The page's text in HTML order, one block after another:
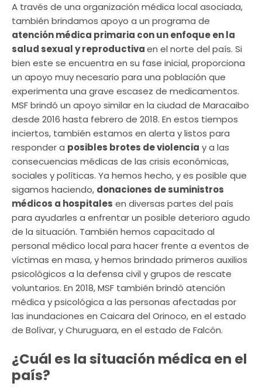
A través de una organización médica local asociada,
también brindamos apoyo a un programa de
atención médica primaria con un enfoque en la
salud sexual y reproductivaen el norte del país. Si
bien este se encuentra en su fase inicial, proporciona
un apoyo muy necesario para una población que
experimenta una grave escasez de medicamentos.
MSF brindó un apoyo similar en la ciudad de Maracaibo
desde 2016 hasta febrero de 2018. En estos tiempos
inciertos, también estamos en alerta y listos para
responder a posibles brotes de violencia y a las
consecuencias médicas de las crisis económicas,
sociales y políticas. Ya hemos hecho, y es posible que
sigamos haciendo, donaciones de suministros
médicos a hospitales en diversas partes del país
para ayudarles a enfrentar un posible deterioro agudo
de la situación. También hemos capacitado al
personal médico local para hacer frente a eventos de
víctimas en masa, y hemos brindado primeros auxilios
psicológicos a la defensa civil y grupos de rescate
voluntarios. En 2018, MSF también brindó atención
médica y psicológica a las personas afectadas por
las inundaciones en Caicara del Orinoco, en el estado
de Bolívar, y Churuguara, en el estado de Falcón.
¿Cuál es la situación médica en el
país?